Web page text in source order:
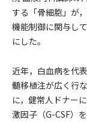
する「骨細胞」が
機能制御に関与し
にした。
近年，白血病を代
髄移植注が広く行
に，健常人ドナー
激因子（G-CSF）